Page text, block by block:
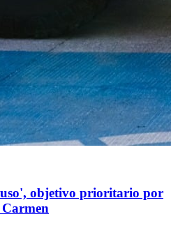
objetivo prioritario por